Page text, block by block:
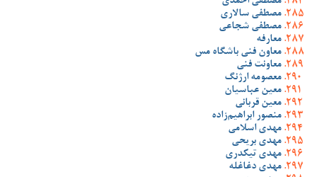
مصطفی سالاری
مصطفی شجاعی
معارفه
معاون فنی باشگاه مس
معاونت فنی
معصومه ارژنگ
معین عباسیان
معین قربانی
منصور ابراهیم‌زاده
مهدی اسلامی
مهدی بریحی
مهدی تیکدری
مهدی دغاغله